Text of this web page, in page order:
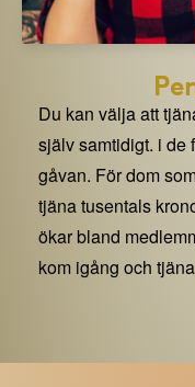
Du kan välja att
själv samtidigt. i de
gåvan. För dom
tjäna tusentals
ökar bland
kom igång och